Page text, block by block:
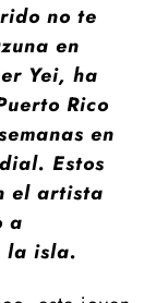
no te
en
Yei, ha
Rico
en
Estos
el artista
a
la isla.